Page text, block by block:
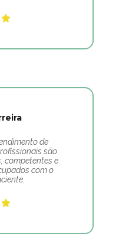
de
são
competentes e
com o